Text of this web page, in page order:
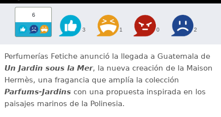
6
3 1 0 2
Perfumerías Fetiche anunció la llegada a Guatemala de
Un Jardin sous la Mer, la nueva creación de la Maison
Hermès, una fragancia que amplía la colección
Parfums-Jardinscon una propuesta inspirada en los
paisajes marinos de la Polinesia.